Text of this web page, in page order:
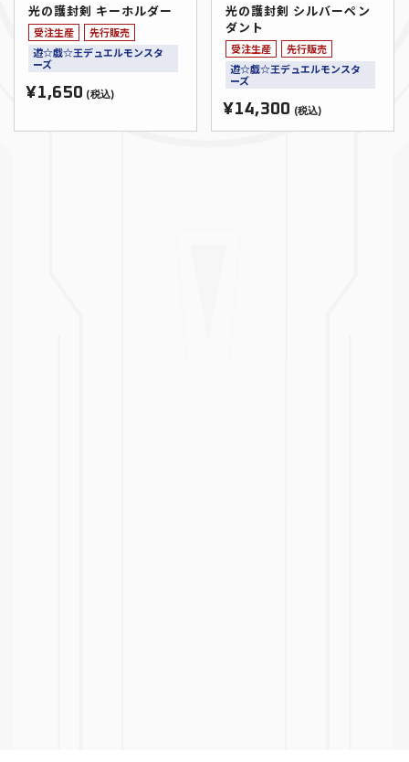
光の護封剣 キーホルダー
受注生産
先行販売
遊☆戯☆王デュエルモンスタ
ーズ
¥1,650 (税込)
光の護封剣 シルバーペン
ダント
受注生産
先行販売
遊☆戯☆王デュエルモンスタ
ーズ
¥14,300 (税込)